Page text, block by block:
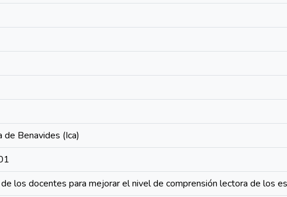
de Benavides (Ica)
los docentes para mejorar el nivel de comprensión lectora de los